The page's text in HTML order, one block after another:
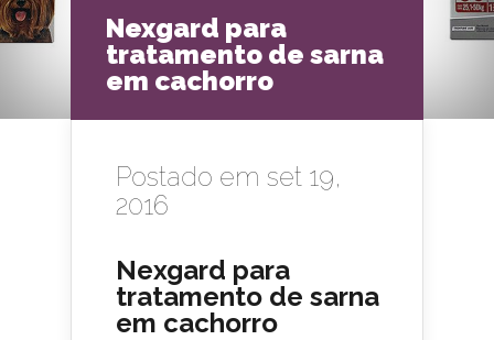
Nexgard para
tratamento de sarna
em cachorro
Postado em set 19,
2016
Nexgard para
tratamento de sarna
em cachorro